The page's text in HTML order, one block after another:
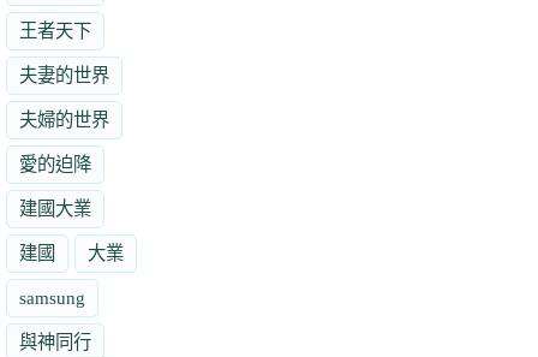
王者天下
夫妻的世界
夫婦的世界
愛的迫降
建國大業
建國 大業
samsung
與神同行